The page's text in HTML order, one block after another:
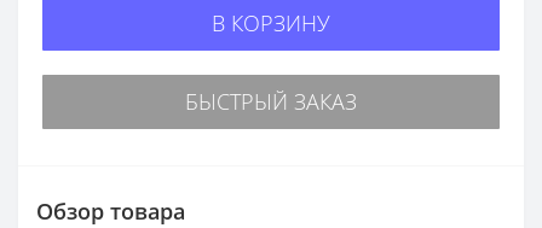
В КОРЗИНУ
БЫСТРЫЙ ЗАКАЗ
Обзор товара